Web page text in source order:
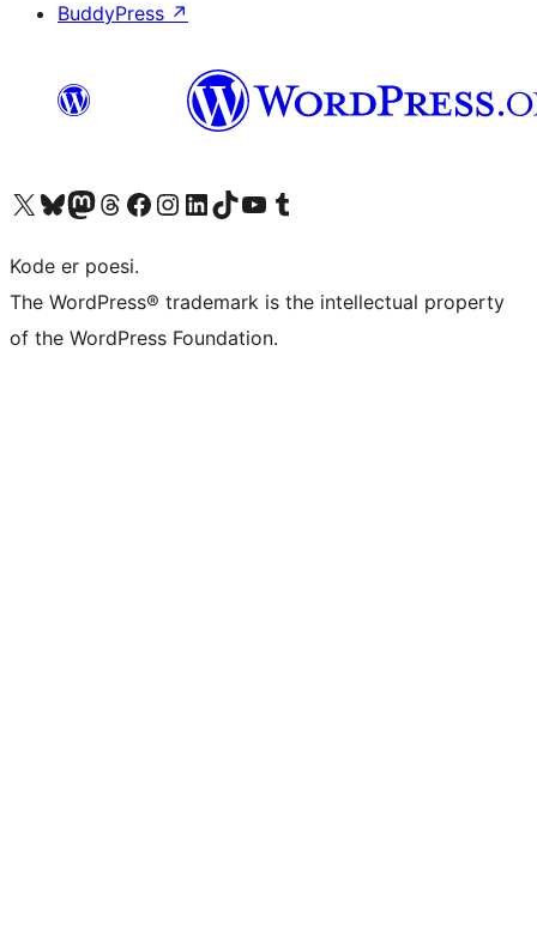
BuddyPress ↗
Besøk vår konto på X Visit our Bluesky account
Besøk vår Mastodon-konto
Visit our Threads account
Besøk vår Facebook-sideBesøk vår Instagram-konto
Besøk vår LinkedIn-konto
Visit our TikTok account
Visit our YouTube channel
Visit our Tumblr account
Kode er poesi.
The WordPress® trademark is the intellectual property
of the WordPress Foundation.